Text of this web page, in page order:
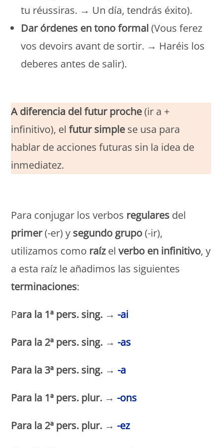
tu réussiras. → Un día, tendrás éxito).
Dar órdenes en tono formal(Vous ferez
vos devoirs avant de sortir. → Haréis los
deberes antes de salir).
A diferencia del futur proche(ir a +
infinitivo), elfutur simple se usa para
hablar de acciones futuras sin la idea de
inmediatez.
Para conjugar los verbos regulares del
primer(-er) y segundo grupo(-ir),
utilizamos como raízelverbo en infinitivo, y
a esta raíz le añadimos las siguientes
terminaciones:
Para la 1ª pers. sing. →-ai
Para la 2ª pers. sing. →-as
Para la 3ª pers. sing. →-a
Para la 1ª pers. plur. →-ons
Para la 2ª pers. plur. →-ez